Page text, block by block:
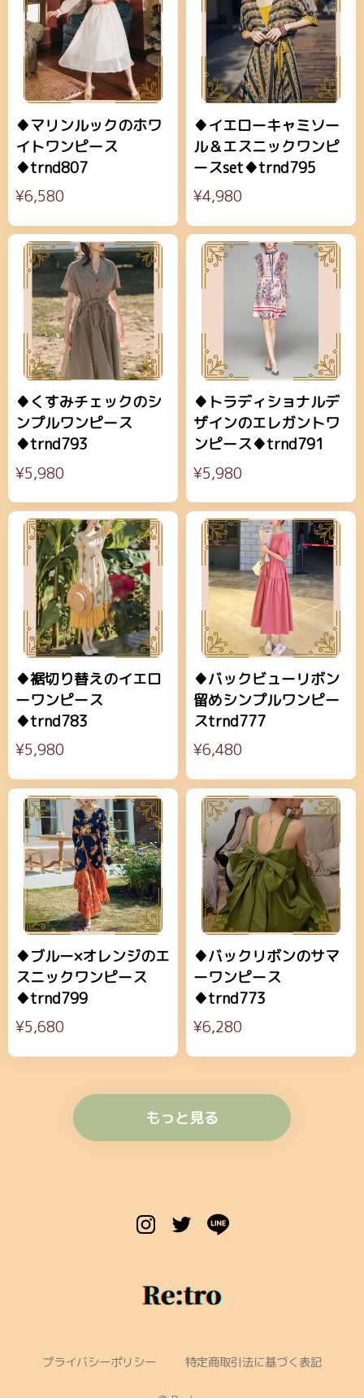
♦マリンルックのホワ
イトワンピース
♦trnd807
¥6,580
♦イエローキャミソー
ル＆エスニックワンピ
ースset♦trnd795
¥4,980
♦くすみチェックのシ
ンプルワンピース
♦trnd793
¥5,980
♦トラディショナルデ
ザインのエレガントワ
ンピース♦trnd791
¥5,980
♦裾切り替えのイエロ
ーワンピース
♦trnd783
¥5,980
♦バックビューリボン
留めシンプルワンピー
スtrnd777
¥6,480
♦ブルー×オレンジのエ
スニックワンピース
♦trnd799
¥5,680
♦バックリボンのサマ
ーワンピース
♦trnd773
¥6,280
もっと見る
プライバシーポリシー 特定商取引法に基づく表記